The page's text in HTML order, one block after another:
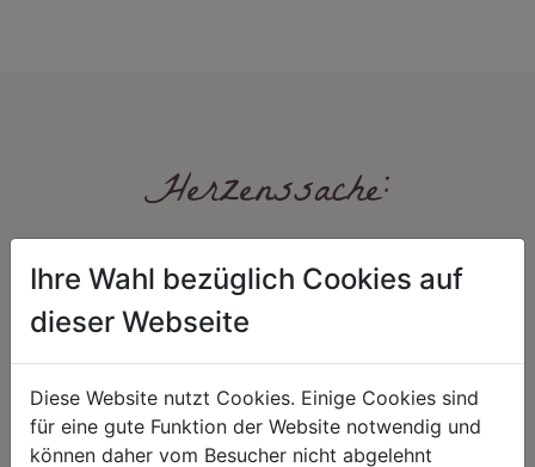
Herzenssache:
HARMONIE
Unser Sortiment steht für ein
FAIRNESS
Nicht immer ist der günstigste Preis
Ihre Wahl bezüglich Cookies auf
dieser Webseite
Diese Website nutzt Cookies. Einige Cookies sind
für eine gute Funktion der Website notwendig und
können daher vom Besucher nicht abgelehnt